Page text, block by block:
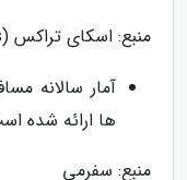
منبع: اسکای تراکس (Skytrax World Airport Awards)
آمار سالانه
ها ارائه شده است و
منبع: سفرمی